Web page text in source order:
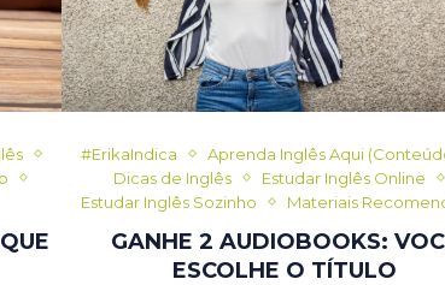
#ErikaIndica
Aprenda Inglês Aqui
Dicas de Inglês
Estudar Inglês Online
Estudar Inglês Sozinho
Materiais
GANHE 2 AUDIOBOOKS:
ESCOLHE O TÍTULO